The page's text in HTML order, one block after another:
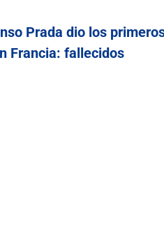
Prada dio los
Francia: fallecidos